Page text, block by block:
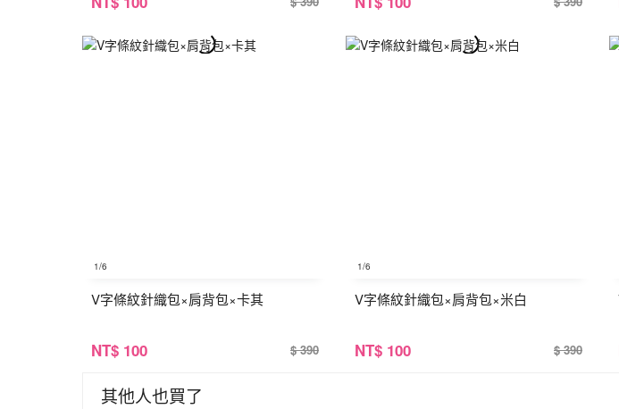
1/6
V字條紋針織包×肩背包×卡其
NT$ 100 $ 390
1/6
V字條紋針織包×肩背包×米白
NT$ 100 $ 390
其他人也買了